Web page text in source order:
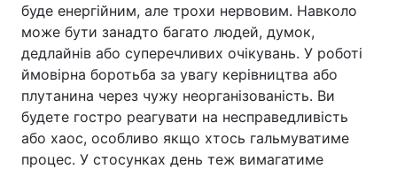
буде енергійним, але трохи нервовим. Навколо
може бути занадто багато людей, думок,
дедлайнів або суперечливих очікувань. У роботі
ймовірна боротьба за увагу керівництва або
плутанина через чужу неорганізованість. Ви
будете гостро реагувати на несправедливість
або хаос, особливо якщо хтось гальмуватиме
процес. У стосунках день теж вимагатиме